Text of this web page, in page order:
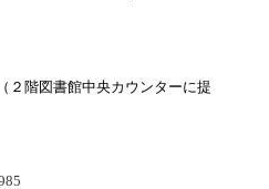
２階図書館中央カウンターに提